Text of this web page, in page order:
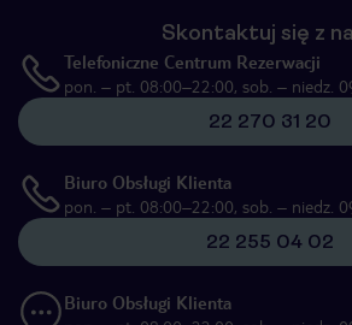
Skontaktuj się z
Telefoniczne Centrum Rezerwacji
pon. – pt. 08:00–22:00, sob. – niedz.
22 270 31 20
Biuro Obsługi Klienta
pon. – pt. 08:00–22:00, sob. – niedz.
22 255 04 02
Biuro Obsługi Klienta